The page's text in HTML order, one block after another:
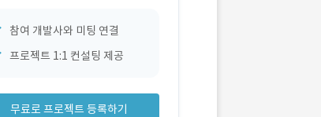
참여 개발사와 미팅 연결
프로젝트 1:1 컨설팅 제공
무료로 프로젝트 등록하기